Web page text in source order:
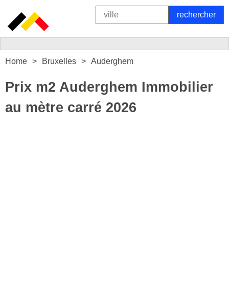
Home Bruxelles Auderghem
Prix m2 Auderghem Immobilier
au mètre carré 2026